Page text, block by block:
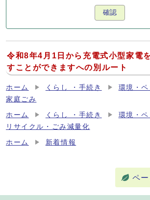
確認
令和8年4月1日から充電式小型家電
すことができますへの別ルート
ホーム くらし ・手続き
環境・
家庭ごみ
ホーム くらし ・手続き
環境・
リサイクル・ごみ減量化
ホーム 新着情報
ペ